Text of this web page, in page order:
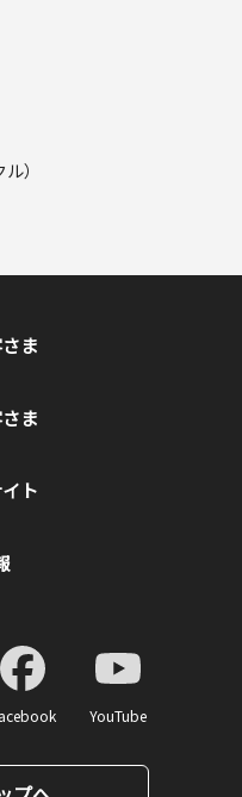
）
ま
ま
ト
YouTube